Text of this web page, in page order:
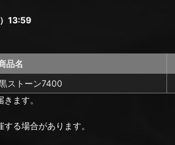
13:59
品名
ストーン7400
ます。
る場合があります。